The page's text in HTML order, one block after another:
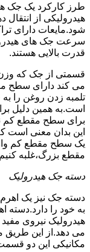
طرز کارکرد یک جک
هیدرولیکی از
شود.مایعات دارای
سرعت جک های
قدرت بالایی هستند.
قسمتی از جک که
می کند دارای سطح
تلمبه زدن روغن را
است.به همین دلیل
برای سطح مقطع کم
این بدان معنی است
یک سطح مقطع کم
مقطع بزرگ،غلبه
دسته جک هیدرولیک
دسته جک نیز یک
به خود را
هیدرولیک نیروی
می دهد.از این طریق
مکانیکی این دو